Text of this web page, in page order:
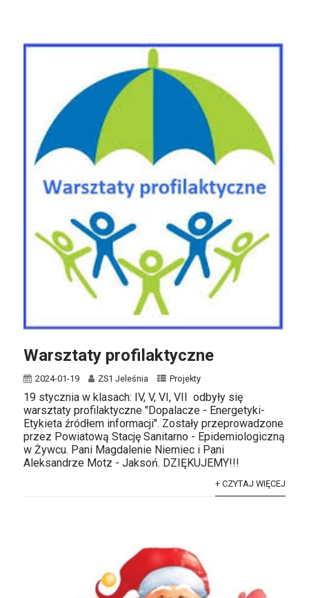
Warsztaty profilaktyczne
2024-01-19 ZS1 Jeleśnia Projekty
19 stycznia w klasach: IV, V, VI, VII odbyły się
warsztaty profilaktyczne "Dopalacze - Energetyki-
Etykieta źródłem informacji". Zostały przeprowadzone
przez Powiatową Stację Sanitarno - Epidemiologiczną
w Żywcu. Pani Magdalenie Niemiec i Pani
Aleksandrze Motz - Jaksoń. DZIĘKUJEMY!!!
+ CZYTAJ WIĘCEJ